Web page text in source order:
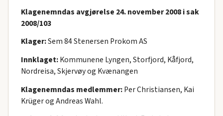
Klagenemndas avgjørelse 24. november 2008 i sak
2008/103
Klager:Sem 84 Stenersen Prokom AS
Innklaget:Kommunene Lyngen, Storfjord, Kåfjord,
Nordreisa, Skjervøy og Kvænangen
Klagenemndas medlemmer:Per Christiansen, Kai
Krüger og Andreas Wahl.